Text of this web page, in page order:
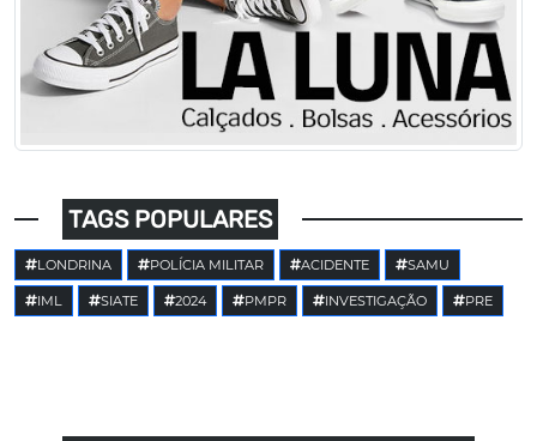
TAGS POPULARES
LONDRINA POLÍCIA MILITAR ACIDENTE SAMU
IML SIATE 2024 PMPR INVESTIGAÇÃO PRE